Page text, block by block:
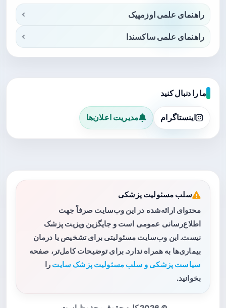
راهنمای علمی اوزمپیک
راهنمای علمی ساکسندا
ما را دنبال کنید
اینستاگرام مدیریت اعلان‌ها
سلب مسئولیت پزشکی
محتوای ارائه‌شده در این وب‌سایت صرفاً جهت
اطلاع‌رسانی عمومی است و جایگزین ویزیت پزشک
نیست. این وب‌سایت مسئولیتی برای تشخیص یا درمان
بیماری‌ها به همراه ندارد. برای توضیحات کامل‌تر، صفحه
سیاست پزشکی و سلب مسئولیت پزشک سایت را
بخوانید.